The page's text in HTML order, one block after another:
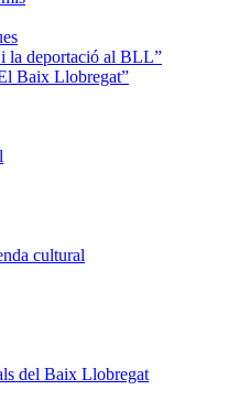
la deportació al BLL”
Baix Llobregat”
cultural
del Baix Llobregat